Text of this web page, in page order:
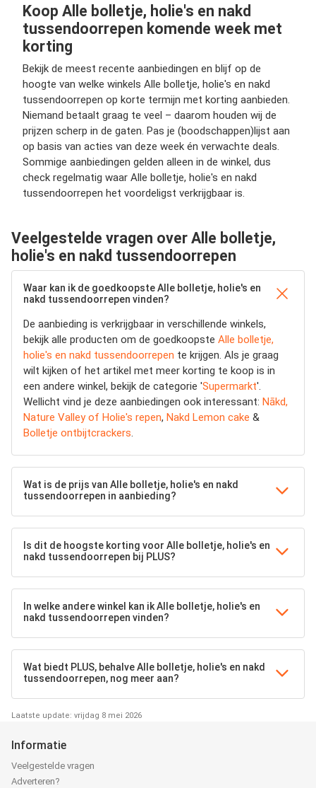
Koop Alle bolletje, holie's en nakd
tussendoorrepen komende week met
korting
Bekijk de meest recente aanbiedingen en blijf op de
hoogte van welke winkels Alle bolletje, holie's en nakd
tussendoorrepen op korte termijn met korting aanbieden.
Niemand betaalt graag te veel – daarom houden wij de
prijzen scherp in de gaten. Pas je (boodschappen)lijst aan
op basis van acties van deze week én verwachte deals.
Sommige aanbiedingen gelden alleen in de winkel, dus
check regelmatig waar Alle bolletje, holie's en nakd
tussendoorrepen het voordeligst verkrijgbaar is.
Veelgestelde vragen over Alle bolletje,
holie's en nakd tussendoorrepen
Waar kan ik de goedkoopste Alle bolletje, holie's en
nakd tussendoorrepen vinden?
De aanbieding is verkrijgbaar in verschillende winkels,
bekijk alle producten om de goedkoopste Alle bolletje,
holie's en nakd tussendoorrepen te krijgen. Als je graag
wilt kijken of het artikel met meer korting te koop is in
een andere winkel, bekijk de categorie 'Supermarkt'.
Wellicht vind je deze aanbiedingen ook interessant: Nākd,
Nature Valley of Holie's repen, Nakd Lemon cake &
Bolletje ontbijtcrackers.
Wat is de prijs van Alle bolletje, holie's en nakd
tussendoorrepen in aanbieding?
Is dit de hoogste korting voor Alle bolletje, holie's en
nakd tussendoorrepen bij PLUS?
In welke andere winkel kan ik Alle bolletje, holie's en
nakd tussendoorrepen vinden?
Wat biedt PLUS, behalve Alle bolletje, holie's en nakd
tussendoorrepen, nog meer aan?
Laatste update: vrijdag 8 mei 2026
Informatie
Veelgestelde vragen
Adverteren?